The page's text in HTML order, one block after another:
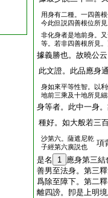
用身有二種。一四善
今此但説四善根位所
非化身者是地前身。
等。若非四善根所見
據義勝也。故曉公
此文證。此品應身
身如來平等性智。以
地前三乘及十地所見
身等者。此中一身
種好。如大般若三
沙第六。薩遮尼乾
子經第六廣説也
項
是名
1 應身第三結
善男至法身。第三
爲除至障下。第二
離四謗。卽是上明